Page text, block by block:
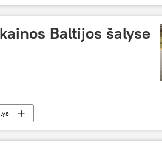
Baltijos šalyse